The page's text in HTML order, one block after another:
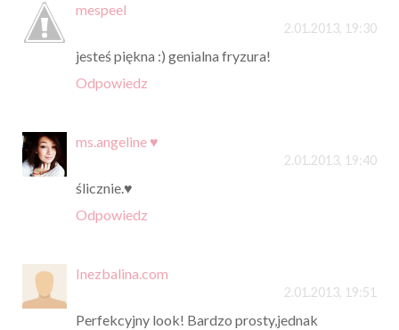
mespeel
2.01.2013, 19:30
jesteś piękna :) genialna fryzura!
Odpowiedz
ms.angeline ♥
2.01.2013, 19:40
ślicznie.♥
Odpowiedz
Inezbalina.com
2.01.2013, 19:51
Perfekcyjny look! Bardzo prosty,jednak